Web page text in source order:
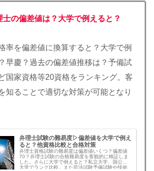
士の偏差値は？大学で例えると？
率を偏差値に換算すると？大学で例
早慶？過去の偏差値推移は？予備試
国家資格等20資格をランキング。客
知ることで適切な対策が可能となり
弁理士試験の難易度▷偏差値を大学で例え
ると？他資格比較と合格対策
弁理士資格試験の難易度は偏差値いくつ？偏差値
70？弁理士試験の合格難易度を客観的に検証しま
した。さらに大学で例えると？私立大学、国公立
大学でランク比較。また司法試験予備試験や技術